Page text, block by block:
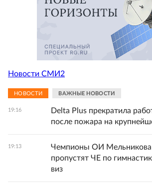
Новости СМИ2
НОВОСТИ ВАЖНЫЕ НОВОСТИ
19:16
Delta Plus прекратила
после пожара на
19:13
Чемпионы ОИ Мельникова
пропустят ЧЕ по
виз